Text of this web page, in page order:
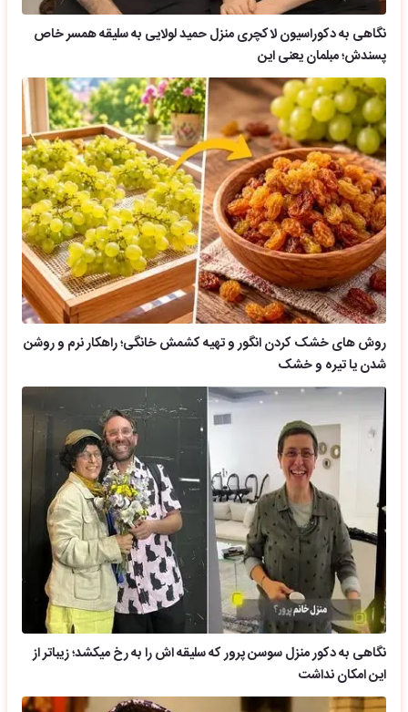
نگاهی به دکوراسیون لاکچری منزل حمید لولایی به سلیقه همسر خاص
پسندش؛ مبلمان یعنی این
روش های خشک کردن انگور و تهیه کشمش خانگی؛ راهکار نرم و روشن
شدن یا تیره و خشک
نگاهی به دکور منزل سوسن پرور که سلیقه اش را به رخ میکشد؛ زیباتر از
این امکان نداشت